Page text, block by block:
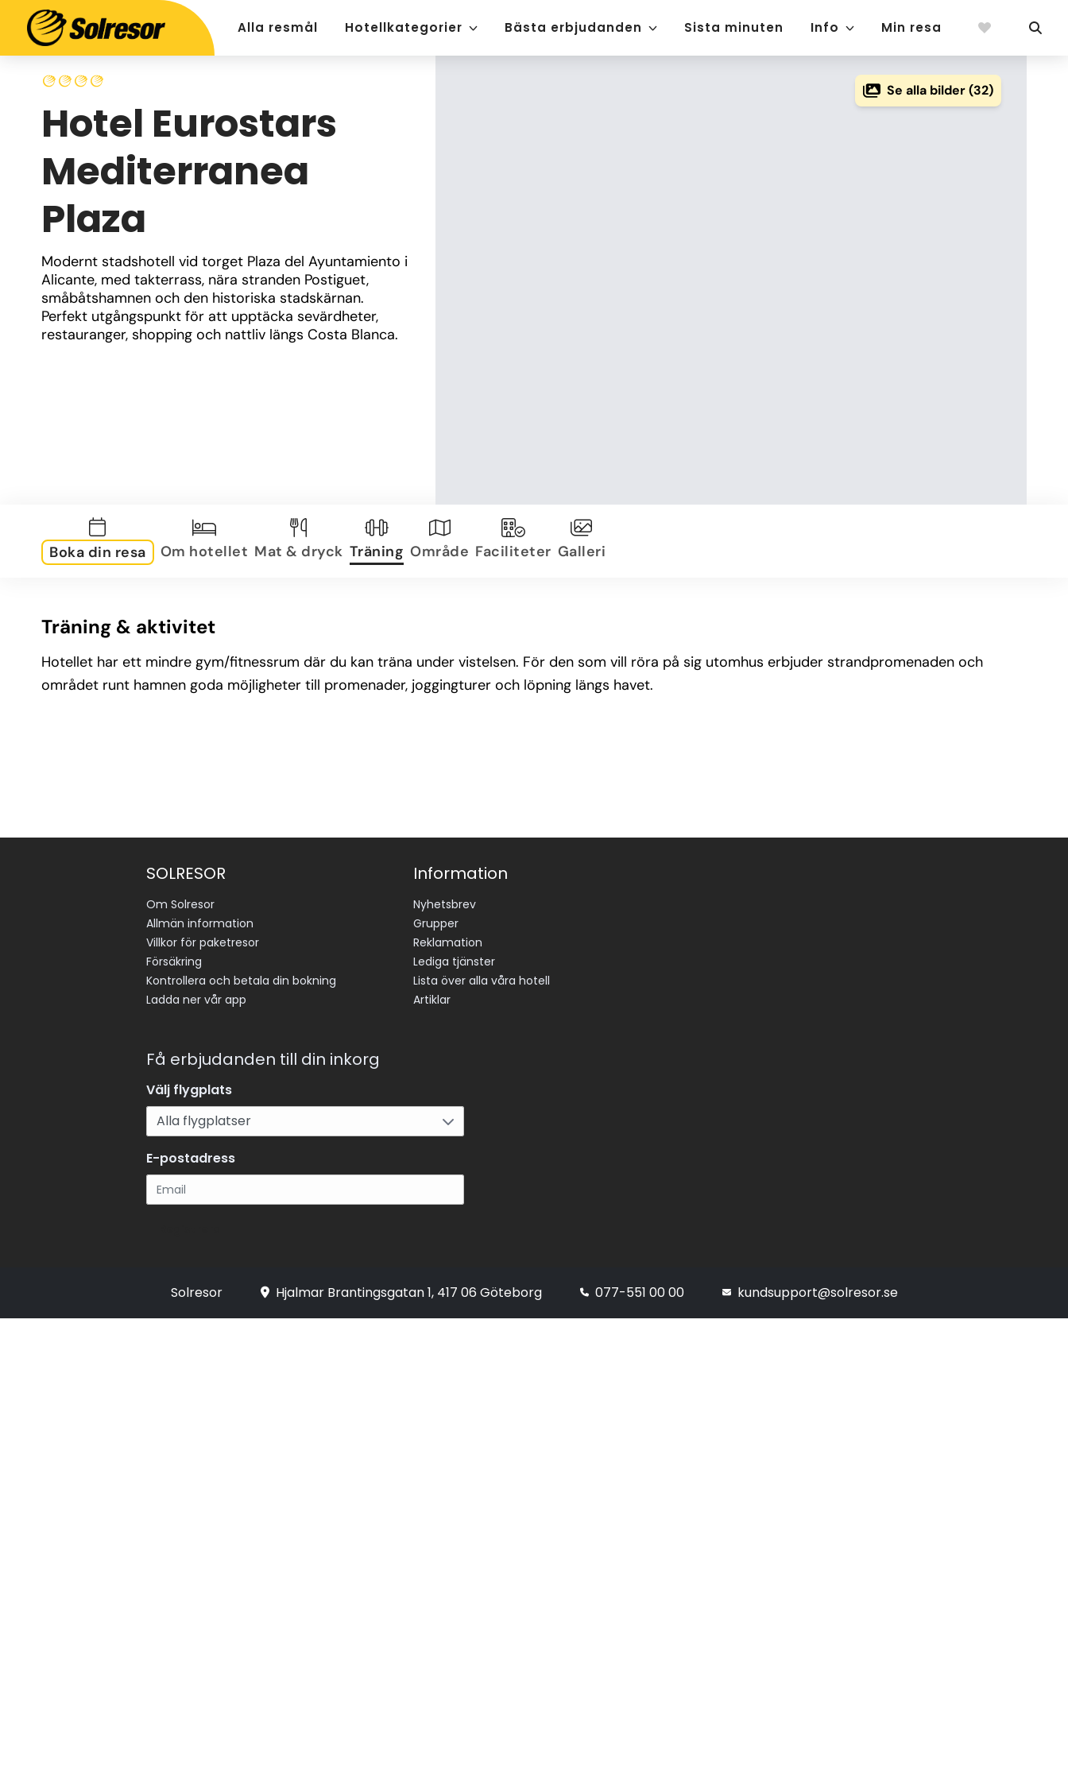
Alla resmål Hotellkategorier Bästa erbjudanden Sista minuten Info Min resa
Hotel Eurostars
Mediterranea
Plaza
Modernt stadshotell vid torget Plaza del Ayuntamiento i
Alicante, med takterrass, nära stranden Postiguet,
småbåtshamnen och den historiska stadskärnan.
Perfekt utgångspunkt för att upptäcka sevärdheter,
restauranger, shopping och nattliv längs Costa Blanca.
Se alla bilder (32)
Boka din resa Om hotellet Mat & dryck Träning Område Faciliteter Galleri
Träning & aktivitet
Hotellet har ett mindre gym/fitnessrum där du kan träna under vistelsen. För den som vill röra på sig utomhus erbjuder strandpromenaden och
området runt hamnen goda möjligheter till promenader, joggingturer och löpning längs havet.
SOLRESOR
Om Solresor
Allmän information
Villkor för paketresor
Försäkring
Kontrollera och betala din bokning
Ladda ner vår app
Information
Nyhetsbrev
Grupper
Reklamation
Lediga tjänster
Lista över alla våra hotell
Artiklar
Få erbjudanden till din inkorg
Välj flygplats
E-postadress
Solresor Hjalmar Brantingsgatan 1, 417 06 Göteborg 077-551 00 00 kundsupport@solresor.se